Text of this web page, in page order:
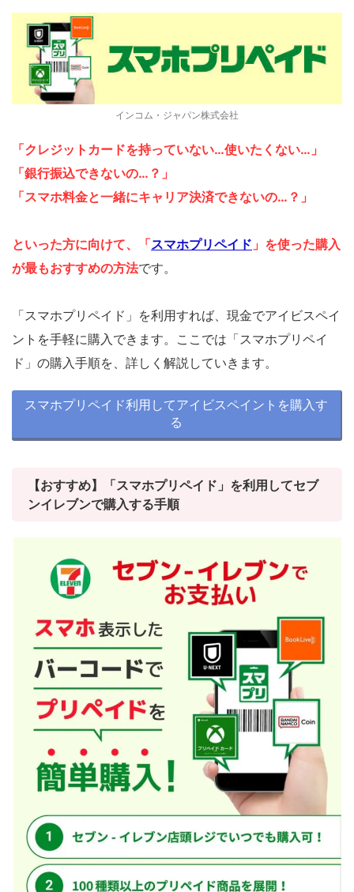
インコム・ジャパン株式会社
「クレジットカードを持っていない…使いたくない…」
「銀行振込できないの…？」
「スマホ料金と一緒にキャリア決済できないの…？」
といった方に向けて、「スマホプリペイド 」を使った購入
が最もおすすめの方法です。
「スマホプリペイド」を利用すれば、現金でアイビスペイ
ントを手軽に購入できます。ここでは「スマホプリペイ
ド」の購入手順を、詳しく解説していきます。
スマホプリペイド利用してアイビスペイントを購入す
る
【おすすめ】「スマホプリペイド」を利用してセブ
ンイレブンで購入する手順